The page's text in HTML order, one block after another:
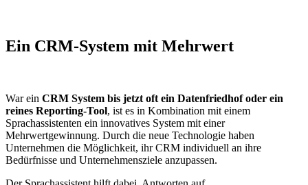
Ein CRM-System mit Mehrwert
War ein CRM System bis jetzt oft ein Datenfriedhof oder ein
reines Reporting-Tool, ist es in Kombination mit einem
Sprachassistenten ein innovatives System mit einer
Mehrwertgewinnung. Durch die neue Technologie haben
Unternehmen die Möglichkeit, ihr CRM individuell an ihre
Bedürfnisse und Unternehmensziele anzupassen.